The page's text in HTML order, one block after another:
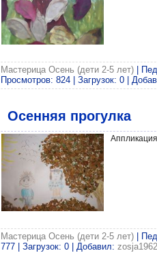
Мастерица Осень (дети 2-5 лет) |
Просмотров: 824 | Загрузок: 0 |
Осенняя прогулка
Мастерица Осень (дети 2-5 лет) |
777 | Загрузок: 0 | Добавил: zosja1962